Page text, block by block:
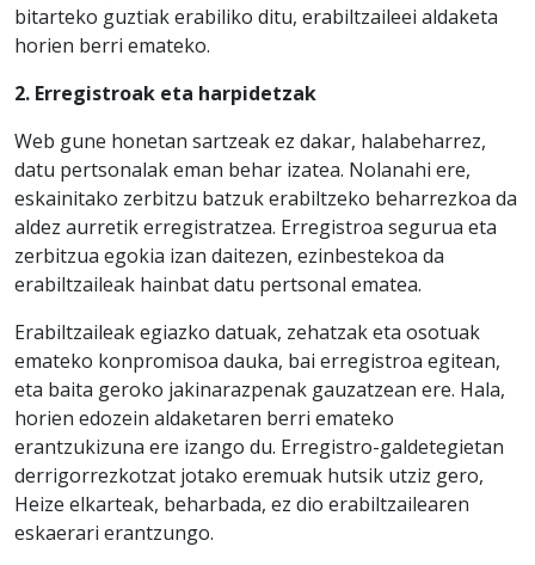
bitarteko guztiak erabiliko ditu, erabiltzaileei aldaketa
horien berri emateko.
2. Erregistroak eta harpidetzak
Web gune honetan sartzeak ez dakar, halabeharrez,
datu pertsonalak eman behar izatea. Nolanahi ere,
eskainitako zerbitzu batzuk erabiltzeko beharrezkoa da
aldez aurretik erregistratzea. Erregistroa segurua eta
zerbitzua egokia izan daitezen, ezinbestekoa da
erabiltzaileak hainbat datu pertsonal ematea.
Erabiltzaileak egiazko datuak, zehatzak eta osotuak
emateko konpromisoa dauka, bai erregistroa egitean,
eta baita geroko jakinarazpenak gauzatzean ere. Hala,
horien edozein aldaketaren berri emateko
erantzukizuna ere izango du. Erregistro-galdetegietan
derrigorrezkotzat jotako eremuak hutsik utziz gero,
Heize elkarteak, beharbada, ez dio erabiltzailearen
eskaerari erantzungo.